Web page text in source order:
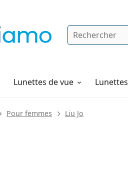
Rechercher
Lunettes de vue
Pour femmes Liu Jo